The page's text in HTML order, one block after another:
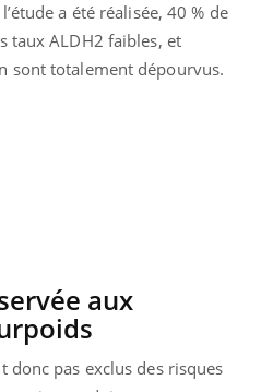
a été réalisée, 40 % de
taux ALDH2 faibles, et
sont totalement dépourvus.
aux
donc pas exclus des risques